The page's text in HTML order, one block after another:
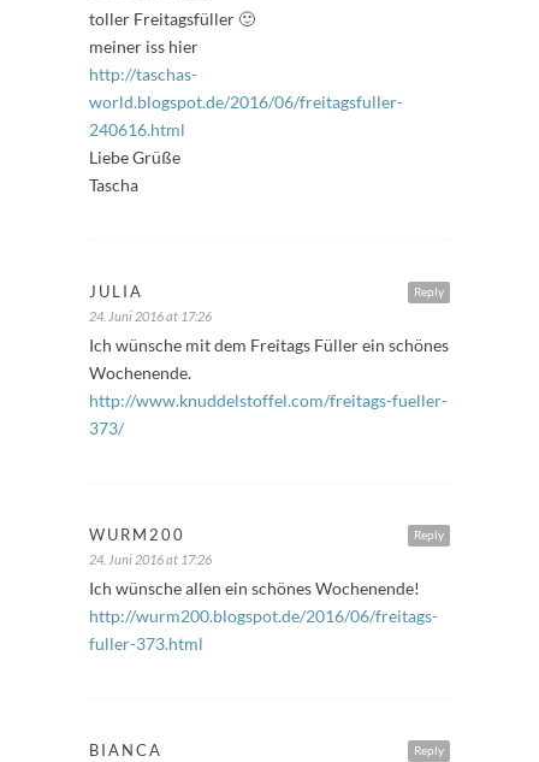
toller Freitagsfüller 🙂
meiner iss hier
http://taschas-
world.blogspot.de/2016/06/freitagsfuller-
240616.html
Liebe Grüße
Tascha
Reply
JULIA
24. Juni 2016 at 17:26
Ich wünsche mit dem Freitags Füller ein schönes
Wochenende.
http://www.knuddelstoffel.com/freitags-fueller-
373/
Reply
WURM200
24. Juni 2016 at 17:26
Ich wünsche allen ein schönes Wochenende!
http://wurm200.blogspot.de/2016/06/freitags-
fuller-373.html
Reply
BIANCA